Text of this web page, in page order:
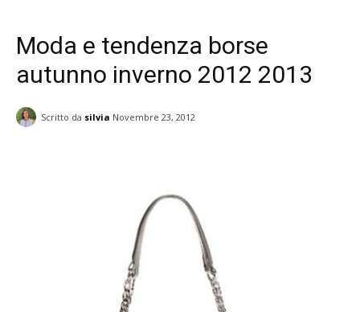
Moda e tendenza borse
autunno inverno 2012 2013
Scritto da silvia Novembre 23, 2012